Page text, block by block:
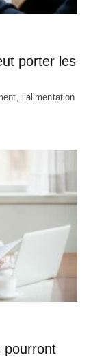
porter les
l’alimentation
pourront